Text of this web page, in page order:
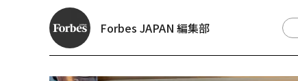
Forbes JAPAN 編集部